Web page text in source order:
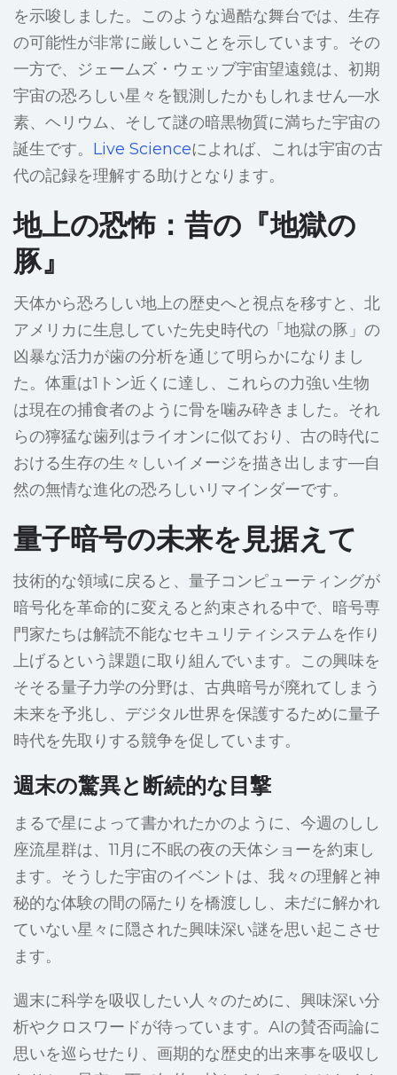
を示唆しました。このような過酷な舞台では、生存
の可能性が非常に厳しいことを示しています。その
一方で、ジェームズ・ウェッブ宇宙望遠鏡は、初期
宇宙の恐ろしい星々を観測したかもしれません—水
素、ヘリウム、そして謎の暗黒物質に満ちた宇宙の
誕生です。 Live Scienceによれば、これは宇宙の古
代の記録を理解する助けとなります。
地上の恐怖：昔の『地獄の
豚』
天体から恐ろしい地上の歴史へと視点を移すと、北
アメリカに生息していた先史時代の「地獄の豚」の
凶暴な活力が歯の分析を通じて明らかになりまし
た。体重は1トン近くに達し、これらの力強い生物
は現在の捕食者のように骨を噛み砕きました。それ
らの獰猛な歯列はライオンに似ており、古の時代に
おける生存の生々しいイメージを描き出します—自
然の無情な進化の恐ろしいリマインダーです。
量子暗号の未来を見据えて
技術的な領域に戻ると、量子コンピューティングが
暗号化を革命的に変えると約束される中で、暗号専
門家たちは解読不能なセキュリティシステムを作り
上げるという課題に取り組んでいます。この興味を
そそる量子力学の分野は、古典暗号が廃れてしまう
未来を予兆し、デジタル世界を保護するために量子
時代を先取りする競争を促しています。
週末の驚異と断続的な目撃
まるで星によって書かれたかのように、今週のしし
座流星群は、11月に不眠の夜の天体ショーを約束し
ます。そうした宇宙のイベントは、我々の理解と神
秘的な体験の間の隔たりを橋渡しし、未だに解かれ
ていない星々に隠された興味深い謎を思い起こさせ
ます。
週末に科学を吸収したい人々のために、興味深い分
析やクロスワードが待っています。AIの賛否両論に
思いを巡らせたり、画期的な歴史的出来事を吸収し